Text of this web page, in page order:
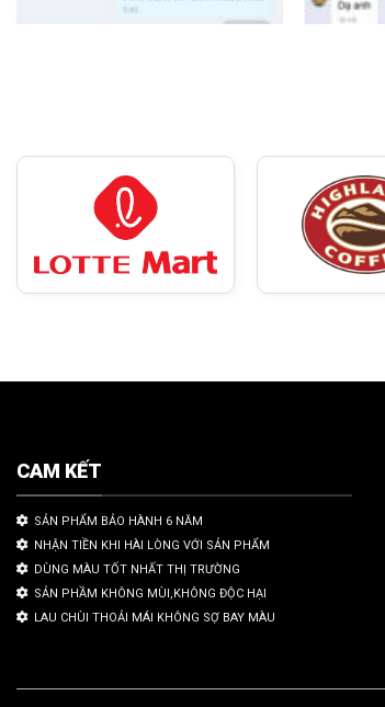
CAM KẾT
SẢN PHẨM BẢO HÀNH 6 NĂM
NHẬN TIỀN KHI HÀI LÒNG VỚI SẢN PHẨM
DÙNG MÀU TỐT NHẤT THỊ TRƯỜNG
SẢN PHẦM KHÔNG MÙI,KHÔNG ĐỘC HẠI
LAU CHÙI THOẢI MÁI KHÔNG SỢ BAY MÀU